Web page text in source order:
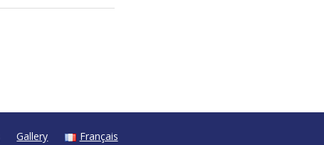
Gallery Français